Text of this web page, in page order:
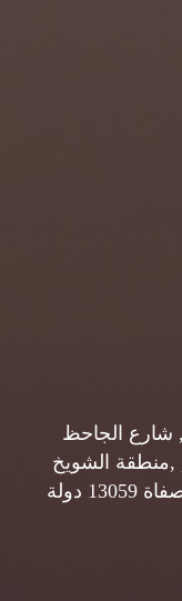
شارع الجاحظ
الشويخ
الصحية قطعة 1 ص. ب. 5834 الصفاة 13059 دولة